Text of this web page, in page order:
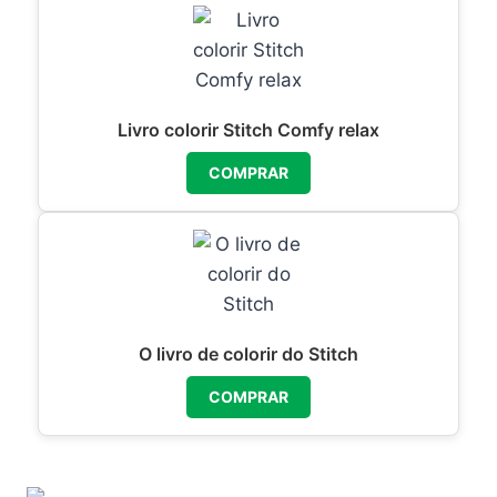
Livro colorir Stitch Comfy relax
COMPRAR
O livro de colorir do Stitch
COMPRAR